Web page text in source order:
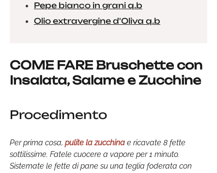
Pepe bianco in grani q.b
Olio extravergine d'Oliva q.b
COME FARE Bruschette con
Insalata, Salame e Zucchine
Procedimento
Per prima cosa, pulite la zucchina e ricavate 8 fette
sottilissime. Fatele cuocere a vapore per 1 minuto.
Sistemate le fette di pane su una teglia foderata con